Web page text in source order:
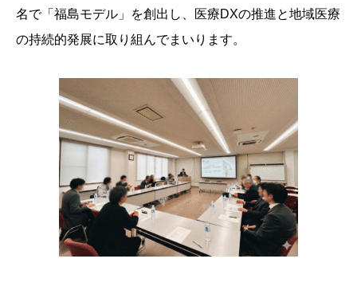
名で「福島モデル」を創出し、医療DXの推進と地域医療
の持続的発展に取り組んでまいります。